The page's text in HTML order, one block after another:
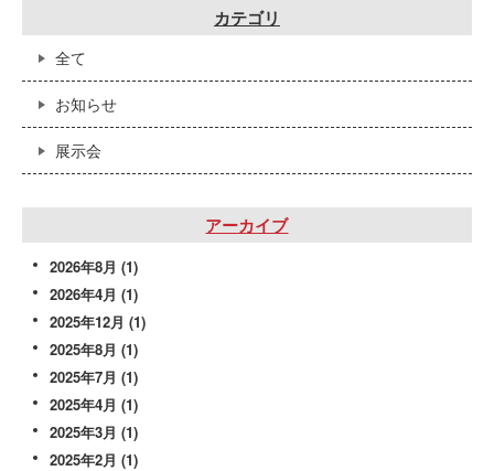
カテゴリ
全て
お知らせ
展示会
アーカイブ
2026年8月 (1)
2026年4月 (1)
2025年12月 (1)
2025年8月 (1)
2025年7月 (1)
2025年4月 (1)
2025年3月 (1)
2025年2月 (1)